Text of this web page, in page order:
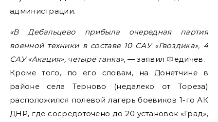
администрации.
«В Дебальцево прибыла очередная партия
военной техники в составе 10 САУ «Гвоздика», 4
САУ «Акация», четыре танка», — заявил Федичев.
Кроме того, по его словам, на Донетчине в
районе села Терново (недалеко от Тореза)
расположился полевой лагерь боевиков 1-го АК
ДНР, где сосредоточено до 20 установок «Град»,